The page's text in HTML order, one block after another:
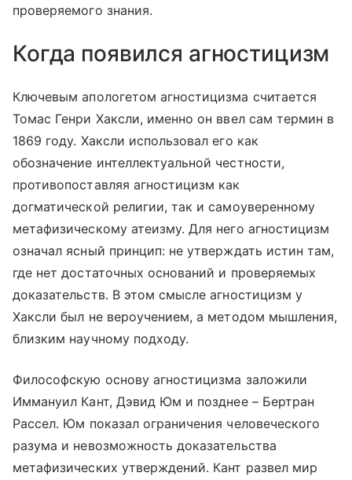
проверяемого знания.
Когда появился агностицизм
Ключевым апологетом агностицизма считается
Томас Генри Хаксли, именно он ввел сам термин в
1869 году. Хаксли использовал его как
обозначение интеллектуальной честности,
противопоставляя агностицизм как
догматической религии, так и самоуверенному
метафизическому атеизму. Для него агностицизм
означал ясный принцип: не утверждать истин там,
где нет достаточных оснований и проверяемых
доказательств. В этом смысле агностицизм у
Хаксли был не вероучением, а методом мышления,
близким научному подходу.
Философскую основу агностицизма заложили
Иммануил Кант, Дэвид Юм и позднее – Бертран
Рассел. Юм показал ограничения человеческого
разума и невозможность доказательства
метафизических утверждений. Кант развел мир